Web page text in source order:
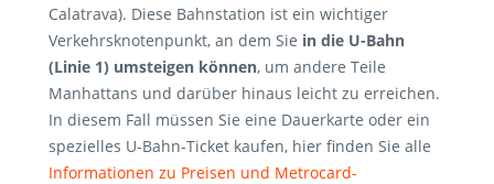
Calatrava). Diese Bahnstation ist ein wichtiger
Verkehrsknotenpunkt, an dem Sie in die U-Bahn
(Linie 1) umsteigen können, um andere Teile
Manhattans und darüber hinaus leicht zu erreichen.
In diesem Fall müssen Sie eine Dauerkarte oder ein
spezielles U-Bahn-Ticket kaufen, hier finden Sie alle
Informationen zu Preisen und Metrocard-